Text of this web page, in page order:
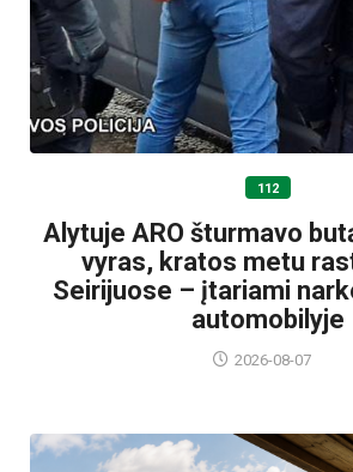
112
Alytuje ARO šturmavo
vyras, kratos metu
Seirijuose – įtariami
automobilyje
2026-08-07